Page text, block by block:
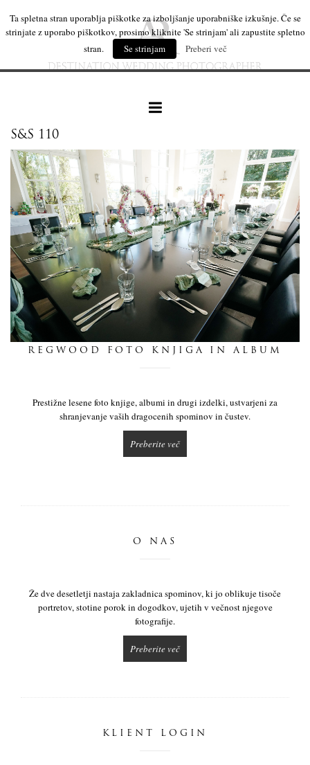
naše delo
leseni izdelki
S&S 110
REGWOOD FOTO KNJIGA IN ALBUM
Prestižne lesene foto knjige, albumi in drugi izdelki, ustvarjeni za
shranjevanje vaših dragocenih spominov in čustev.
Preberite več
O NAS
Že dve desetletji nastaja zakladnica spominov, ki jo oblikuje tisoče
portretov, stotine porok in dogodkov, ujetih v večnost njegove
fotografije.
Preberite več
KLIENT LOGIN
Ta spletna stran uporablja piškotke za izboljšanje uporabniške izkušnje. Če se
strinjate z uporabo piškotkov, prosimo kliknite 'Se strinjam' ali zapustite spletno
stran.
Se strinjam Preberi več